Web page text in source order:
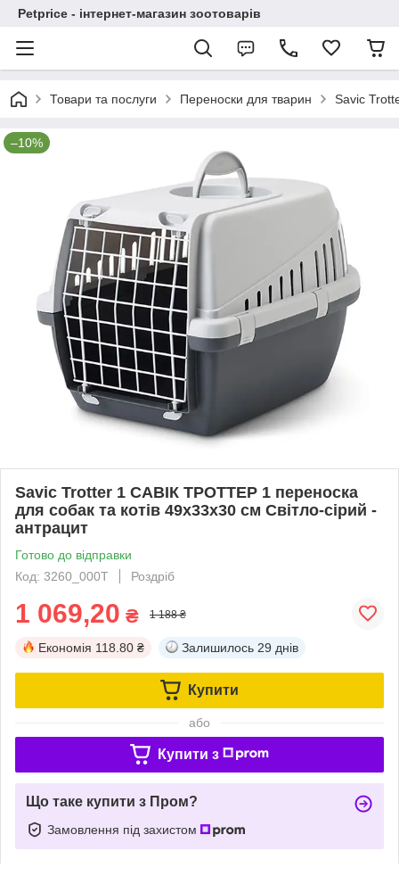
Petprice - інтернет-магазин зоотоварів
Товари та послуги Переноски для тварин Savic
–10%
Savic Trotter 1 САВІК ТРОТТЕР 1 переноска
для собак та котів 49х33х30 см Cвітло-сірий -
антрацит
Готово до відправки
Код: 3260_000T
Роздріб
1 069,20 ₴ 1 188 ₴
Економія 118.80 ₴ Залишилось 29 днів
Купити
або
Купити з
Що таке купити з Пром?
Замовлення під захистом